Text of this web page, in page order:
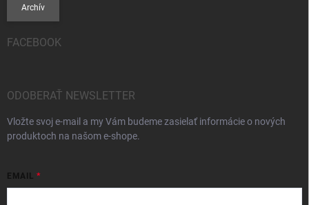
Archív
FACEBOOK
ODOBERAŤ NEWSLETTER
Vložte svoj e-mail a my Vám budeme zasielať informácie o nových
produktoch na našom e-shope.
EMAIL